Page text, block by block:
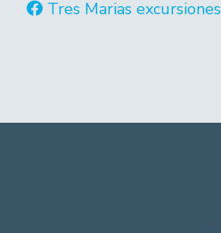
Tres Marias excursiones